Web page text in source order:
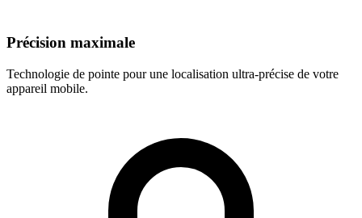
Précision maximale
Technologie de pointe pour une localisation ultra-précise de votre
appareil mobile.